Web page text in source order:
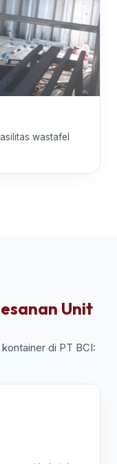
wastafel
Unit
di PT BCI: